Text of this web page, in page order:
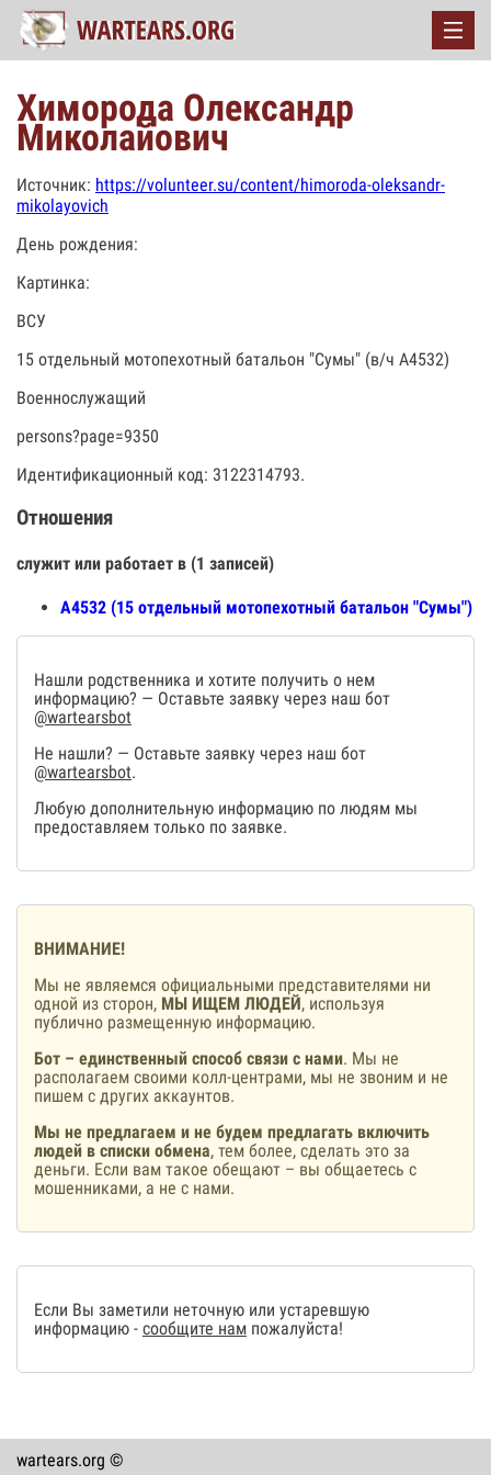
Химорода Олександр
Миколайович
Источник: https://volunteer.su/content/himoroda-oleksandr-
mikolayovich
День рождения:
Картинка:
ВСУ
15 отдельный мотопехотный батальон "Сумы" (в/ч А4532)
Военнослужащий
persons?page=9350
Идентификационный код: 3122314793.
Отношения
служит или работает в (1 записей)
А4532 (15 отдельный мотопехотный батальон "Сумы")
Нашли родственника и хотите получить о нем
информацию? — Оставьте заявку через наш бот
@wartearsbot
Не нашли? — Оставьте заявку через наш бот
@wartearsbot.
Любую дополнительную информацию по людям мы
предоставляем только по заявке.
ВНИМАНИЕ!
Мы не являемся официальными представителями ни
одной из сторон, МЫ ИЩЕМ ЛЮДЕЙ, используя
публично размещенную информацию.
Бот – единственный способ связи с нами. Мы не
располагаем своими колл-центрами, мы не звоним и не
пишем с других аккаунтов.
Мы не предлагаем и не будем предлагать включить
людей в списки обмена, тем более, сделать это за
деньги. Если вам такое обещают – вы общаетесь с
мошенниками, а не с нами.
Если Вы заметили неточную или устаревшую
информацию - сообщите нам пожалуйста!
wartears.org ©